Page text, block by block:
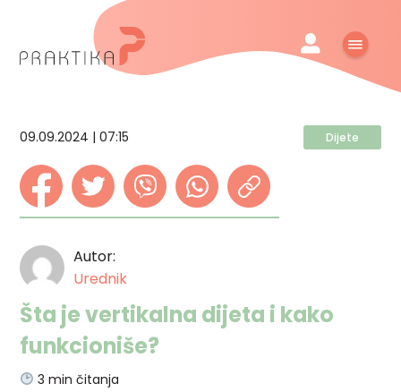
09.09.2024 | 07:15 Dijete
Autor:
Urednik
Šta je vertikalna dijeta i kako
funkcioniše?
3 min čitanja